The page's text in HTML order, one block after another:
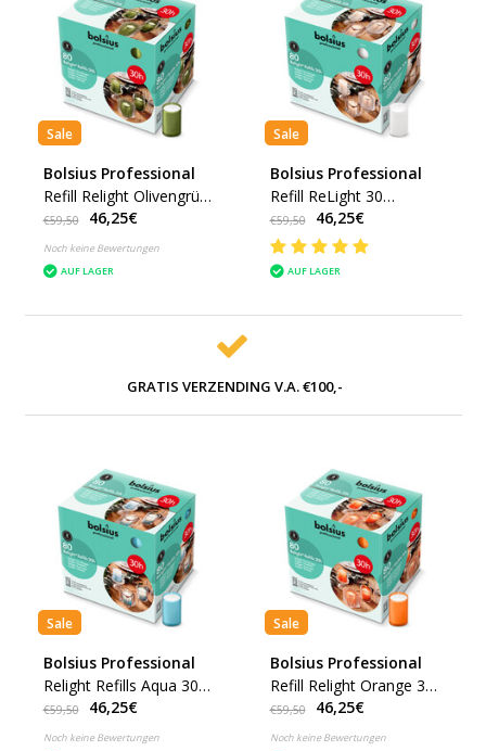
Sale
Bolsius Professional
Refill Relight Olivengrün
30 Stunden (80 Stück)
€59,50 46,25€
Noch keine Bewertungen
AUF LAGER
Sale
Bolsius Professional
Refill ReLight 30
Stunden Weiß (80 stück)
€59,50 46,25€
AUF LAGER
GRATIS VERZENDING V.A. €100,-
Sale
Bolsius Professional
Relight Refills Aqua 30
Stunden (80 stück)
€59,50 46,25€
Noch keine Bewertungen
Sale
Bolsius Professional
Refill Relight Orange 30
Stunden (80 Stück)
€59,50 46,25€
Noch keine Bewertungen